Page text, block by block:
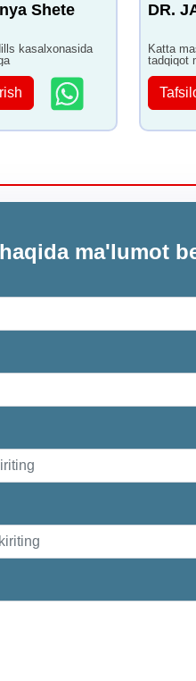
Shete
kasalxonasida
DR.
Katta
tadqiqot
ma'lumot